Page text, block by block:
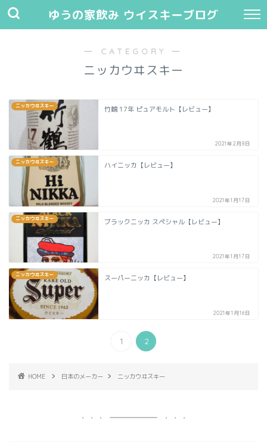
ゆうの家飲み ウイスキーブログ
― CATEGORY ―
ニッカウヰスキー
ニッカウヰスキー 竹鶴 17年 ピュアモルト【レビュー】
2021年2月8日
ニッカウヰスキー ハイニッカ【レビュー】
2021年1月17日
ニッカウヰスキー ブラックニッカ スペシャル【レビュー】
2021年1月17日
ニッカウヰスキー スーパーニッカ【レビュー】
2021年1月16日
1 2
HOME 日本のメーカー ニッカウヰスキー